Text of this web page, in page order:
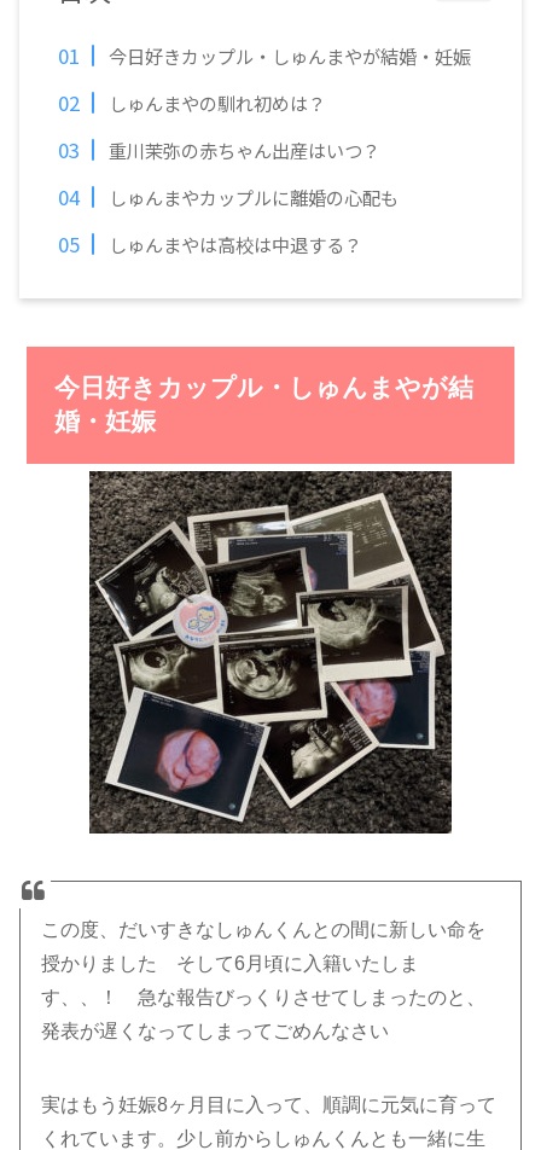
今日好きカップル・しゅんまやが結婚・妊娠
しゅんまやの馴れ初めは？
重川茉弥の赤ちゃん出産はいつ？
しゅんまやカップルに離婚の心配も
しゅんまやは高校は中退する？
今日好きカップル・しゅんまやが結
婚・妊娠
この度、だいすきなしゅんくんとの間に新しい命を
授かりました そして6月頃に入籍いたしま
す、、！ 急な報告びっくりさせてしまったのと、
発表が遅くなってしまってごめんなさい
実はもう妊娠8ヶ月目に入って、順調に元気に育って
くれています。少し前からしゅんくんとも一緒に生